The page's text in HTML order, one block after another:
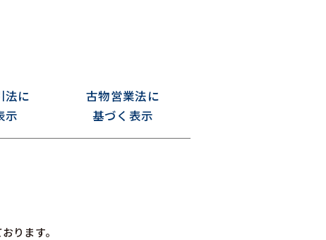
法に
示
古物営業法に
基づく表示
ります。